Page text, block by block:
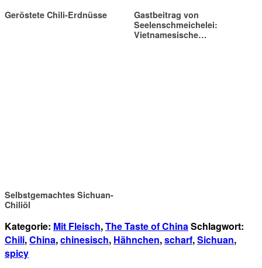
Geröstete Chili-Erdnüsse
Gastbeitrag von
Seelenschmeichelei:
Vietnamesische…
Selbstgemachtes Sichuan-
Chiliöl
Kategorie: Mit Fleisch,The Taste of ChinaSchlagwort:
Chili,China,chinesisch, Hähnchen,scharf,Sichuan,
spicy